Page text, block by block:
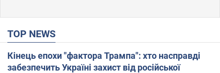
TOP NEWS
Кінець епохи "фактора Трампа": хто насправді
забезпечить Україні захист від російської